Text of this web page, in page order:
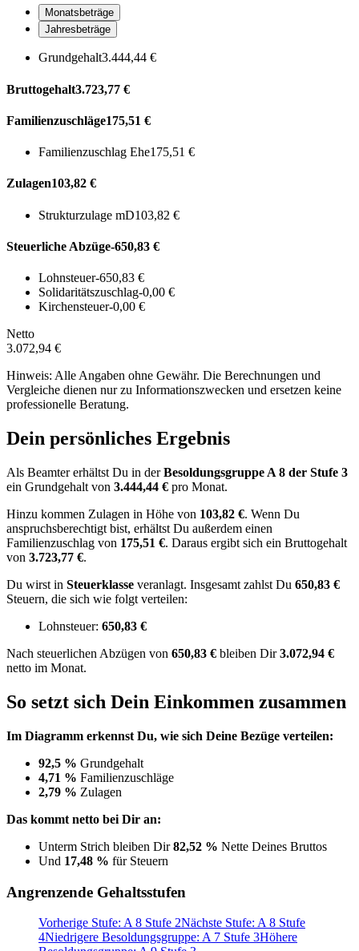
Monatsbeträge
Jahresbeträge
Grundgehalt3.444,44 €
Bruttogehalt3.723,77 €
Familienzuschläge175,51 €
Familienzuschlag Ehe175,51 €
Zulagen103,82 €
Strukturzulage mD103,82 €
Steuerliche Abzüge-650,83 €
Lohnsteuer-650,83 €
Solidaritätszuschlag-0,00 €
Kirchensteuer-0,00 €
Netto
3.072,94 €
Hinweis: Alle Angaben ohne Gewähr. Die Berechnungen und
Vergleiche dienen nur zu Informationszwecken und ersetzen keine
professionelle Beratung.
Dein persönliches Ergebnis
Als Beamter erhältst Du in derBesoldungsgruppe A 8 der Stufe 3
ein Grundgehalt von 3.444,44 € pro Monat.
Hinzu kommen Zulagen in Höhe von 103,82 €. Wenn Du
anspruchsberechtigt bist, erhältst Du außerdem einen
Familienzuschlag von 175,51 €. Daraus ergibt sich ein Bruttogehalt
von 3.723,77 €.
Du wirst in Steuerklasse veranlagt. Insgesamt zahlst Du 650,83 €
Steuern, die sich wie folgt verteilen:
Lohnsteuer: 650,83 €
Nach steuerlichen Abzügen von 650,83 € bleiben Dir3.072,94 €
netto im Monat.
So setzt sich Dein Einkommen zusammen
Im Diagramm erkennst Du, wie sich Deine Bezüge verteilen:
92,5 % Grundgehalt
4,71 % Familienzuschläge
2,79 % Zulagen
Das kommt netto bei Dir an:
Unterm Strich bleiben Dir82,52 % Nette Deines Bruttos
Und 17,48 % für Steuern
Angrenzende Gehaltsstufen
Vorherige Stufe: A 8 Stufe 2Nächste Stufe: A 8 Stufe
4Niedrigere Besoldungsgruppe: A 7 Stufe 3Höhere